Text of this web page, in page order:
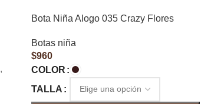
,
Bota Niña Alogo 035 Crazy Flores
Botas niña
$960
COLOR
TALLA